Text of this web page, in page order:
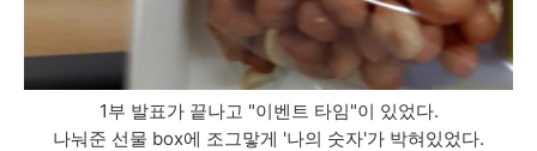
1부 발표가 끝나고 "이벤트 타임"이 있었다.
나눠준 선물 box에 조그맣게 '나의 숫자'가 박혀있었다.